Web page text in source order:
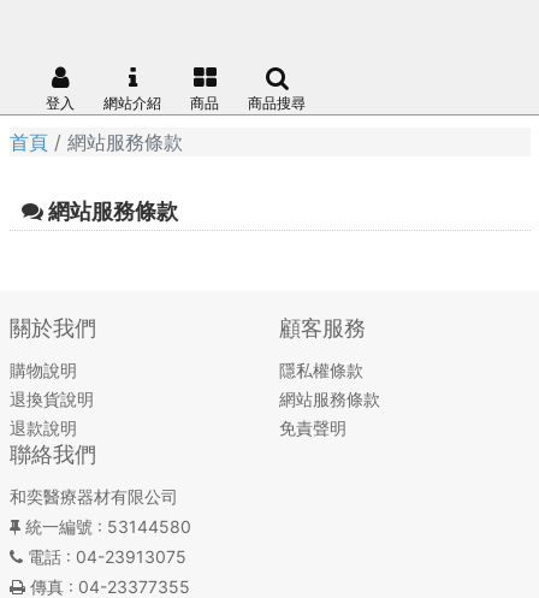
登入 網站介紹 商品 商品搜尋
首頁 網站服務條款
網站服務條款
關於我們
購物說明
退換貨說明
退款說明
顧客服務
隱私權條款
網站服務條款
免責聲明
聯絡我們
和奕醫療器材有限公司
統一編號 : 53144580
電話: 04-23913075
傳真: 04-23377355